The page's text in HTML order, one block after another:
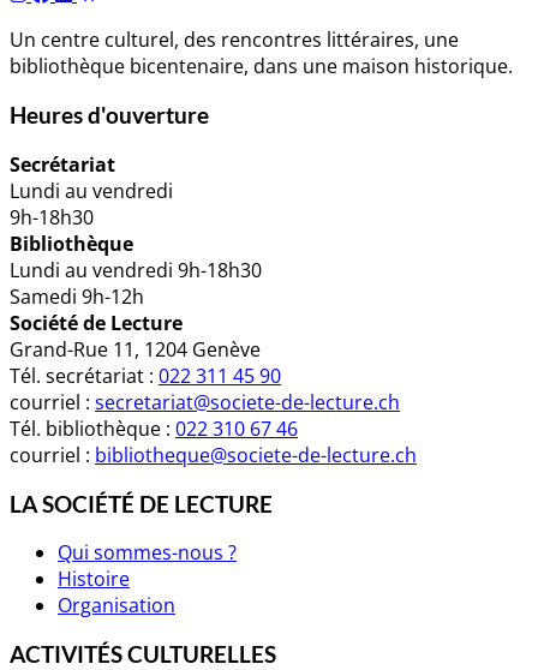
Un centre culturel, des rencontres littéraires, une
bibliothèque bicentenaire, dans une maison historique.
Heures d'ouverture
Secrétariat
Lundi au vendredi
9h-18h30
Bibliothèque
Lundi au vendredi 9h-18h30
Samedi 9h-12h
Société de Lecture
Grand-Rue 11, 1204 Genève
Tél. secrétariat : 022 311 45 90
courriel : secretariat@societe-de-lecture.ch
Tél. bibliothèque : 022 310 67 46
courriel : bibliotheque@societe-de-lecture.ch
LA SOCIÉTÉ DE LECTURE
Qui sommes-nous ?
Histoire
Organisation
ACTIVITÉS CULTURELLES